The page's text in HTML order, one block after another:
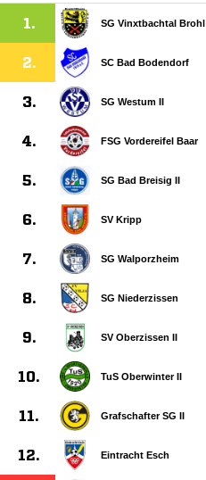
1. SG Vinxtbachtal Brohl
2. SC Bad Bodendorf
3. SG Westum II
4. FSG Vordereifel Baar
5. SG Bad Breisig II
6. SV Kripp
7. SG Walporzheim
8. SG Niederzissen
9. SV Oberzissen II
10. TuS Oberwinter II
11. Grafschafter SG II
12. Eintracht Esch